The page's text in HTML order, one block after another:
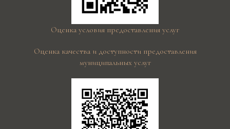
Оценка условия предоставления услуг
Оценка качества и доступности предоставления
муниципальных услуг